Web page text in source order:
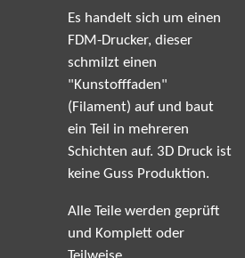
Es handelt sich um einen
FDM-Drucker, dieser
schmilzt einen
"Kunstofffaden"
(Filament) auf und baut
ein Teil in mehreren
Schichten auf. 3D Druck ist
keine Guss Produktion.
Alle Teile werden geprüft
und Komplett oder